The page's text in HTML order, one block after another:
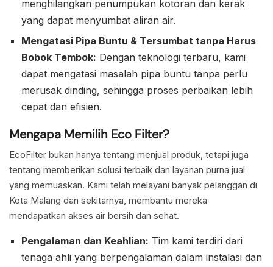
menghilangkan penumpukan kotoran dan kerak
yang dapat menyumbat aliran air.
Mengatasi Pipa Buntu & Tersumbat tanpa Harus
Bobok Tembok: Dengan teknologi terbaru, kami
dapat mengatasi masalah pipa buntu tanpa perlu
merusak dinding, sehingga proses perbaikan lebih
cepat dan efisien.
Mengapa Memilih Eco Filter?
EcoFilter bukan hanya tentang menjual produk, tetapi juga
tentang memberikan solusi terbaik dan layanan purna jual
yang memuaskan. Kami telah melayani banyak pelanggan di
Kota Malang dan sekitarnya, membantu mereka
mendapatkan akses air bersih dan sehat.
Pengalaman dan Keahlian: Tim kami terdiri dari
tenaga ahli yang berpengalaman dalam instalasi dan